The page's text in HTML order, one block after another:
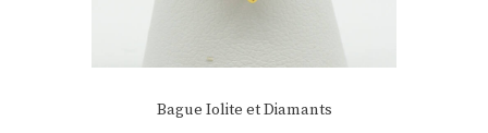
Bague Iolite et Diamants